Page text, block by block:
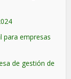
para empresas
de gestión de